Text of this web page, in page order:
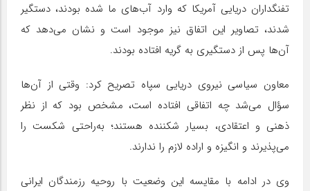
تفنگداران دریایی آمریکا که وارد آب‌های ما شده بودند، دستگیر
شدند، تصاویر این اتفاق نیز موجود است و نشان می‌دهد که
آن‌ها پس از دستگیری به گریه افتاده بودند.
معاون سیاسی نیروی دریایی سپاه تصریح کرد: وقتی از آن‌ها
سؤال می‌شد چه اتفاقی افتاده است، مشخص بود که از نظر
ذهنی و اعتقادی، بسیار شکننده هستند؛ به‌راحتی شکست را
می‌پذیرند و انگیزه و اراده لازم را ندارند.
وی در ادامه با مقایسه این وضعیت با روحیه رزمندگان ایرانی